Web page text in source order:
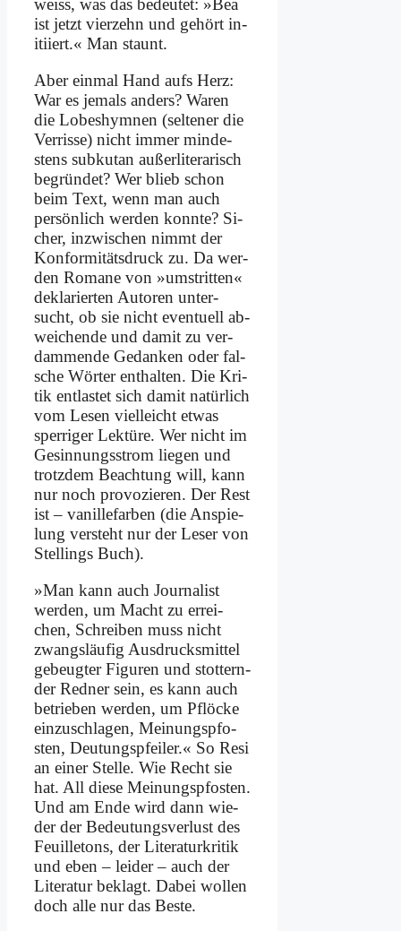
weiss, was das be­deu­tet: »Bea
ist jetzt vier­zehn und ge­hört in­
iti­iert.« Man staunt.
Aber ein­mal Hand aufs Herz:
War es je­mals an­ders? Wa­ren
die Lo­bes­hym­nen (sel­te­ner die
Ver­ris­se) nicht im­mer min­de­
stens sub­ku­tan au­ßer­li­te­ra­risch
be­grün­det? Wer blieb schon
beim Text, wenn man auch
per­sön­lich wer­den konn­te? Si­
cher, in­zwi­schen nimmt der
Kon­for­mi­täts­druck zu. Da wer­
den Ro­ma­ne von »um­strit­ten«
de­kla­rier­ten Au­toren un­ter­
sucht, ob sie nicht even­tu­ell ab­
wei­chen­de und da­mit zu ver­
dam­men­de Ge­dan­ken oder fal­
sche Wör­ter ent­hal­ten. Die Kri­
tik ent­la­stet sich da­mit na­tür­lich
vom Le­sen viel­leicht et­was
sper­ri­ger Lek­tü­re. Wer nicht im
Ge­sin­nungs­strom lie­gen und
trotz­dem Be­ach­tung will, kann
nur noch pro­vo­zie­ren. Der Rest
ist – va­nil­le­far­ben (die An­spie­
lung ver­steht nur der Le­ser von
Stel­lings Buch).
»Man kann auch Jour­na­list
wer­den, um Macht zu er­rei­
chen, Schrei­ben muss nicht
zwangs­läu­fig Aus­drucks­mit­tel
ge­beug­ter Fi­gu­ren und stot­tern­
der Red­ner sein, es kann auch
be­trie­ben wer­den, um Pflöcke
ein­zu­schla­gen, Mei­nungs­pfo­
sten, Deu­tungs­pfei­ler.« So Re­si
an ei­ner Stel­le. Wie Recht sie
hat. All die­se Mei­nungs­pfo­sten.
Und am En­de wird dann wie­
der der Be­deu­tungs­ver­lust des
Feuil­le­tons, der Li­te­ra­tur­kri­tik
und eben – lei­der – auch der
Li­te­ra­tur be­klagt. Da­bei wol­len
doch al­le nur das Be­ste.